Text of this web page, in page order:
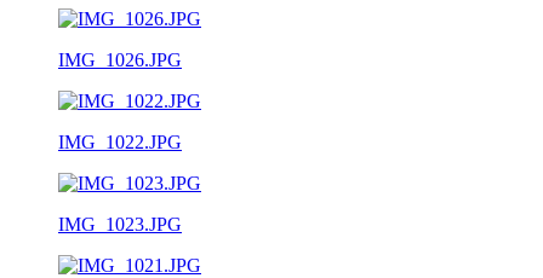
IMG_1026.JPG
IMG_1022.JPG
IMG_1023.JPG